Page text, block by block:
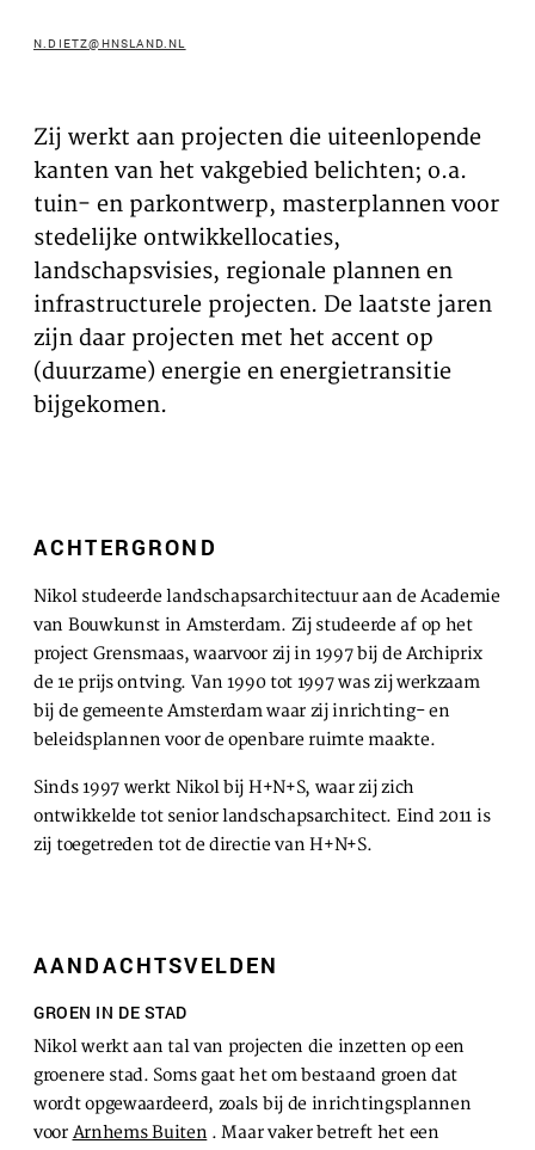
N.DIETZ@HNSLAND.NL
Zij werkt aan projecten die uiteenlopende
kanten van het vakgebied belichten; o.a.
tuin- en parkontwerp, masterplannen voor
stedelijke ontwikkellocaties,
landschapsvisies, regionale plannen en
infrastructurele projecten. De laatste jaren
zijn daar projecten met het accent op
(duurzame) energie en energietransitie
bijgekomen.
ACHTERGROND
Nikol studeerde landschapsarchitectuur aan de Academie
van Bouwkunst in Amsterdam. Zij studeerde af op het
project Grensmaas, waarvoor zij in 1997 bij de Archiprix
de 1e prijs ontving. Van 1990 tot 1997 was zij werkzaam
bij de gemeente Amsterdam waar zij inrichting- en
beleidsplannen voor de openbare ruimte maakte.
Sinds 1997 werkt Nikol bij H+N+S, waar zij zich
ontwikkelde tot senior landschapsarchitect. Eind 2011 is
zij toegetreden tot de directie van H+N+S.
AANDACHTSVELDEN
GROEN IN DE STAD
Nikol werkt aan tal van projecten die inzetten op een
groenere stad. Soms gaat het om bestaand groen dat
wordt opgewaardeerd, zoals bij de inrichtingsplannen
voor Arnhems Buiten . Maar vaker betreft het een
tonen op websites van derden en apps, zoals
Facebook en Instagram. We kunnen deze gegevens
ook koppelen aan de verschillende apparaten die u
gebruikt, evenals gegevens over de advertenties
verwerken. Dit is om advertentieprestaties te meten
en advertentiefacturering in te schakelen.
HET UITSCHAKELEN VAN BEPAALDE COOKIES KAN ERTOE
LEIDEN DAT GERELATEERDE FUNCTIONALITEIT NIET
MEER CORRECT WERKT. U KUNT UW VOORKEUREN OP ELK
MOMENT WIJZIGEN.